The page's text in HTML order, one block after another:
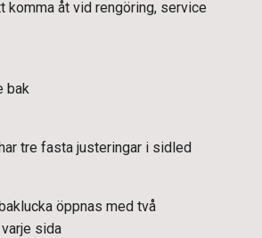
komma åt vid rengöring, service
bak
tre fasta justeringar i sidled
öppnas med två
sida